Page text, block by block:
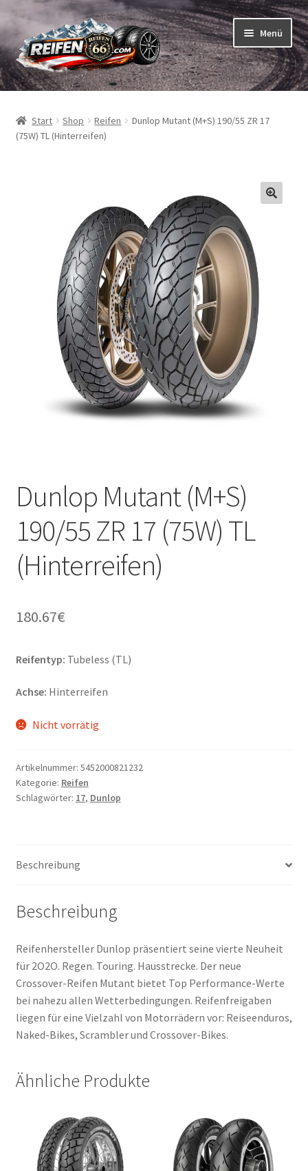
Zur
Navigation
springen
Zum
Inhalt
springen
Menü
Reifen
Schläuche
Reifentests
Start Shop Reifen
Dunlop Mutant (M+S) 190/55 ZR 17
(75W) TL (Hinterreifen)
Dunlop Mutant (M+S)
190/55 ZR 17 (75W) TL
(Hinterreifen)
180.67€
Reifentyp: Tubeless (TL)
Achse: Hinterreifen
Nicht vorrätig
Artikelnummer: 5452000821232
Kategorie: Reifen
Schlagwörter: 17, Dunlop
Beschreibung
Beschreibung
Reifenhersteller Dunlop präsentiert seine vierte Neuheit
für 2O2O. Regen. Touring. Hausstrecke. Der neue
Crossover-Reifen Mutant bietet Top Performance-Werte
bei nahezu allen Wetterbedingungen. Reifenfreigaben
liegen für eine Vielzahl von Motorrädern vor: Reiseenduros,
Naked-Bikes, Scrambler und Crossover-Bikes.
Ähnliche Produkte